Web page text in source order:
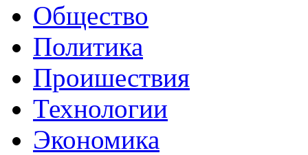
Общество
Политика
Проишествия
Технологии
Экономика